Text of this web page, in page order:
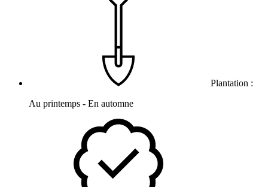
Plantation :
Au printemps - En automne